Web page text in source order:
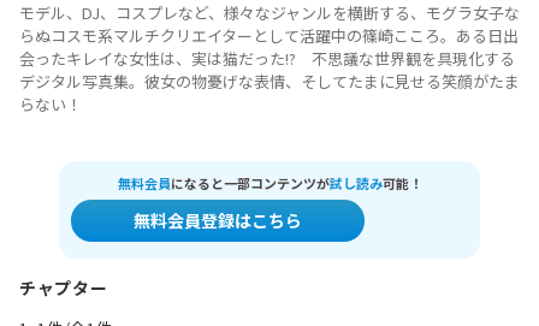
モデル、DJ、コスプレなど、様々なジャンルを横断する、モグラ女子な
らぬコスモ系マルチクリエイターとして活躍中の篠崎こころ。ある日出
会ったキレイな女性は、実は猫だった!? 不思議な世界観を具現化する
デジタル写真集。彼女の物憂げな表情、そしてたまに見せる笑顔がたま
らない！
無料会員になると一部コンテンツが試し読み可能！
無料会員登録はこちら
チャプター